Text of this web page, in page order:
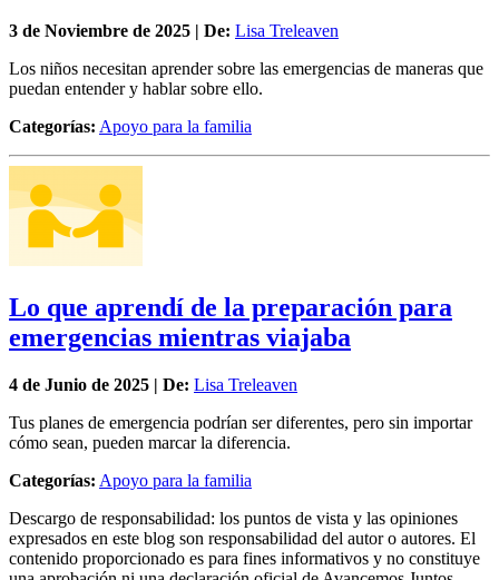
3 de Noviembre de 2025 | De: Lisa Treleaven
Los niños necesitan aprender sobre las emergencias de maneras que
puedan entender y hablar sobre ello.
Categorías: Apoyo para la familia
Lo que aprendí de la preparación para
emergencias mientras viajaba
4 de Junio de 2025 | De: Lisa Treleaven
Tus planes de emergencia podrían ser diferentes, pero sin importar
cómo sean, pueden marcar la diferencia.
Categorías: Apoyo para la familia
Descargo de responsabilidad: los puntos de vista y las opiniones
expresados en este blog son responsabilidad del autor o autores. El
contenido proporcionado es para fines informativos y no constituye